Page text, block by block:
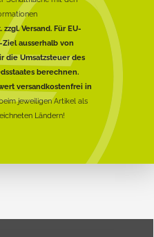
Versand. Für EU-
ausserhalb von
die Umsatzsteuer des
berechnen.
versandkostenfrei in
jeweiligen Artikel als
Ländern!